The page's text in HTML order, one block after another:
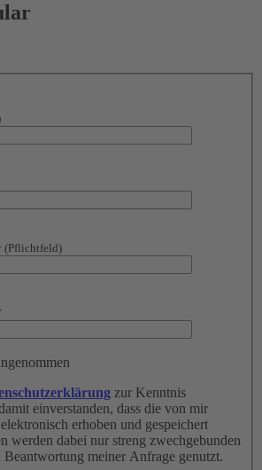
(Pflichtfeld)
zur Kenntnis
einverstanden, dass die von mir
erhoben und gespeichert
werden dabei nur streng zwechgebunden
Beantwortung meiner Anfrage genutzt.